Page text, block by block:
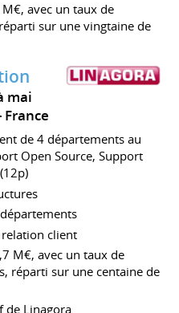
avec un taux de
sur une vingtaine de
mai
France
de 4 départements au
Open Source, Support
client
M€, avec un taux de
réparti sur une centaine de
de Linagora